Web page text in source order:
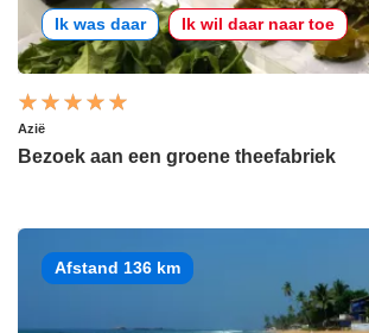
Ik was daar Ik wil daar naar toe
Azië
Bezoek aan een groene theefabriek
Afstand 136 km